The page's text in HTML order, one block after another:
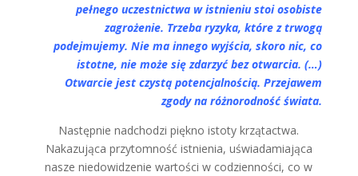
pełnego uczestnictwa w istnieniu stoi osobiste
zagrożenie. Trzeba ryzyka, które z trwogą
podejmujemy. Nie ma innego wyjścia, skoro nic, co
istotne, nie może się zdarzyć bez otwarcia. (…)
Otwarcie jest czystą potencjalnością. Przejawem
zgody na różnorodność świata.
Następnie nadchodzi piękno istoty krzątactwa.
Nakazująca przytomność istnienia, uświadamiająca
nasze niedowidzenie wartości w codzienności, co w